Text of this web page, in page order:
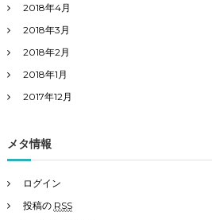
2018年4月
2018年3月
2018年2月
2018年1月
2017年12月
メタ情報
ログイン
投稿の RSS